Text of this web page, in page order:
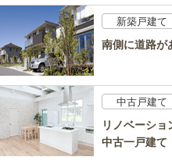
新築戸建て
南側に道路が
中古戸建て
リノベーシ
中古一戸建て